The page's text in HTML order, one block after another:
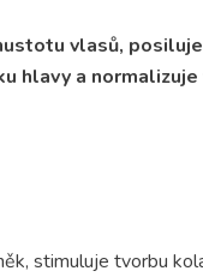
vlasů,
hlavy a
stimuluje tvorbu